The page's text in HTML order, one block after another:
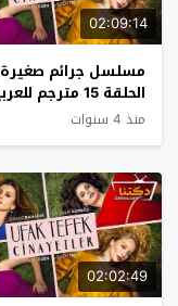
02:09:14
مسلسل جرائم صغيرة
الحلقة 15 مترجم للعربية
منذ 4 سنوات
02:02:49